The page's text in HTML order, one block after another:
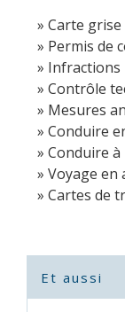
Carte grise
Permis de
Contrôle
Mesures
Conduire
Conduire
Voyage en
Cartes de
Et aussi